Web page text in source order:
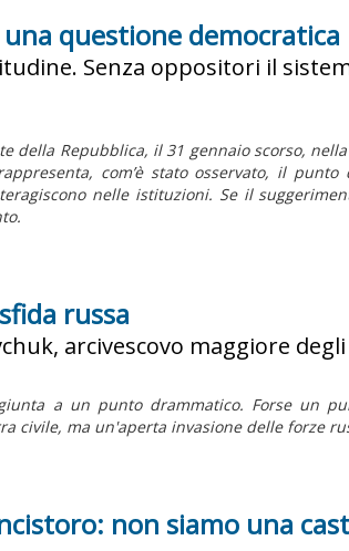
questione democratica
Senza oppositori il
della Repubblica, il 31 gennaio scorso,
com’è stato osservato, il
nelle istituzioni. Se il
russa
arcivescovo maggiore
a un punto drammatico. Forse un
civile, ma un'aperta invasione delle forze
non siamo una